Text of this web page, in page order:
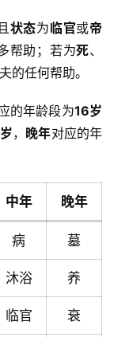
状态为临官或帝
帮助；若为死、
的任何帮助。
的年龄段为16岁
， 晚年对应的年
中年 晚年
病 墓
沐浴 养
临官 衰